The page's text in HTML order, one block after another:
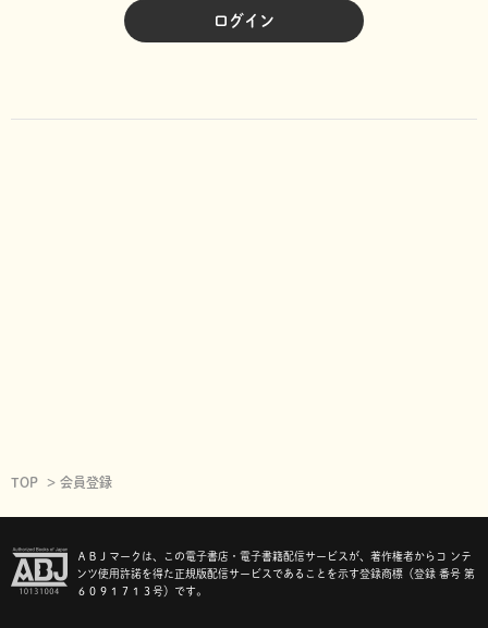
ログイン
TOP 会員登録
ＡＢＪマークは、この電子書店・電子書籍配信サービスが、著作権者からコ ンテ
ンツ使用許諾を得た正規版配信サービスであることを示す登録商標（登録 番号 第
６０９１７１３号）です。